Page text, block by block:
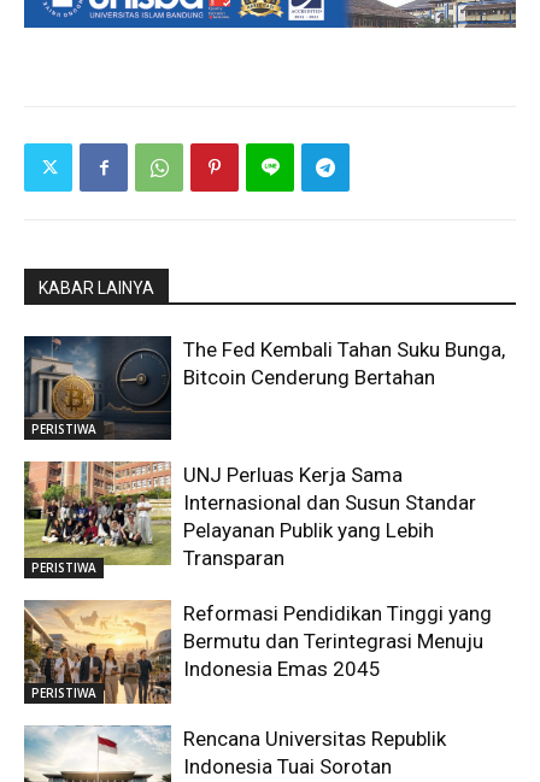
KABAR LAINYA
PERISTIWA
The Fed Kembali Tahan Suku Bunga,
Bitcoin Cenderung Bertahan
PERISTIWA
UNJ Perluas Kerja Sama
Internasional dan Susun Standar
Pelayanan Publik yang Lebih
Transparan
PERISTIWA
Reformasi Pendidikan Tinggi yang
Bermutu dan Terintegrasi Menuju
Indonesia Emas 2045
Rencana Universitas Republik
Indonesia Tuai Sorotan